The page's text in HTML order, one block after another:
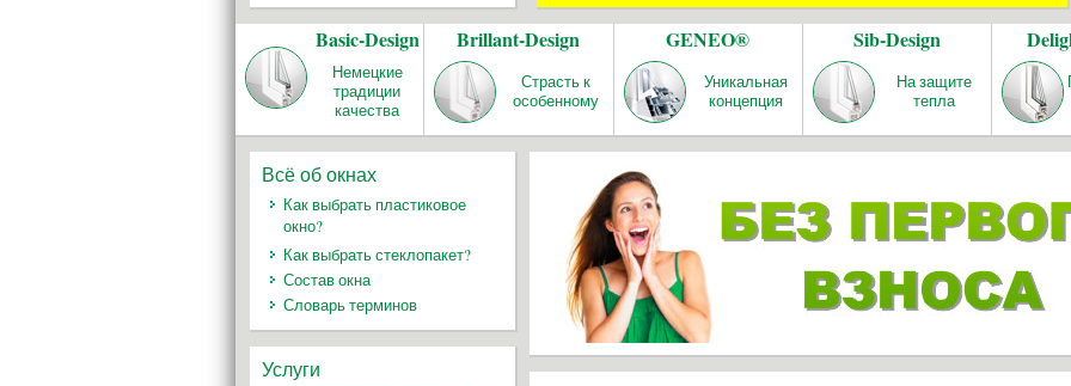
Basic-Design
Немецкие
традиции
качества
Brillant-Design
Страсть к
особенному
GENEO®
Уникальная
концепция
Sib-Design
На защите
тепла
Всё об окнах
Как выбрать пластиковое
окно?
Как выбрать стеклопакет?
Состав окна
Словарь терминов
Услуги